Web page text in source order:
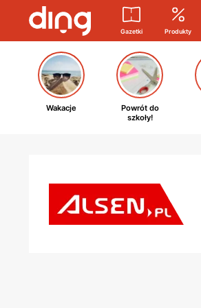
Gazetki Produkty
Wakacje
Powrót do
szkoły!